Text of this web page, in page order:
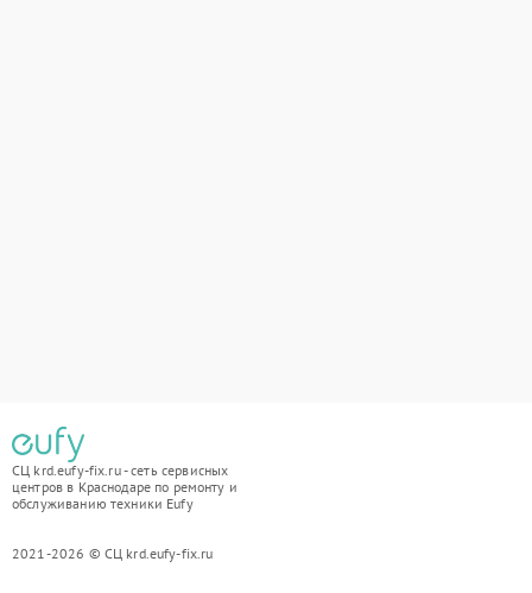
СЦ krd.eufy-fix.ru - сеть сервисных
центров в Краснодаре по ремонту и
обслуживанию техники Eufy
2021-2026 © СЦ krd.eufy-fix.ru